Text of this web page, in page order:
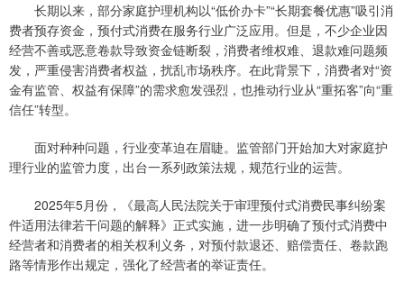
长期以来，部分家庭护理机构以“低价办卡”“长期套餐优惠”吸引消
费者预存资金，预付式消费在服务行业广泛应用。但是，不少企业因
经营不善或恶意卷款导致资金链断裂，消费者维权难、退款难问题频
发，严重侵害消费者权益，扰乱市场秩序。在此背景下，消费者对“资
金有监管、权益有保障”的需求愈发强烈，也推动行业从“重拓客”向“重
信任”转型。
面对种种问题，行业变革迫在眉睫。监管部门开始加大对家庭护
理行业的监管力度，出台一系列政策法规，规范行业的运营。
2025年5月份，《最高人民法院关于审理预付式消费民事纠纷案
件适用法律若干问题的解释》正式实施，进一步明确了预付式消费中
经营者和消费者的相关权利义务，对预付款退还、赔偿责任、卷款跑
路等情形作出规定，强化了经营者的举证责任。